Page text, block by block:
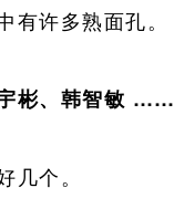
许多熟面孔。
彬、韩智敏 ……
个。